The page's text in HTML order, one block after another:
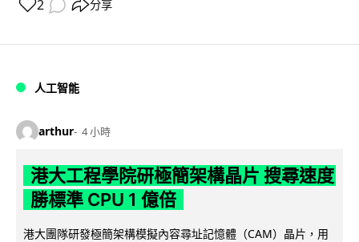
2 分享
人工智能
arthur 4 小時
港大工程學院研極簡架構晶片 搜尋速度
勝標準 CPU 1 億倍
港大團隊研發極簡架構模擬內容尋址記憶體（CAM）晶片，用